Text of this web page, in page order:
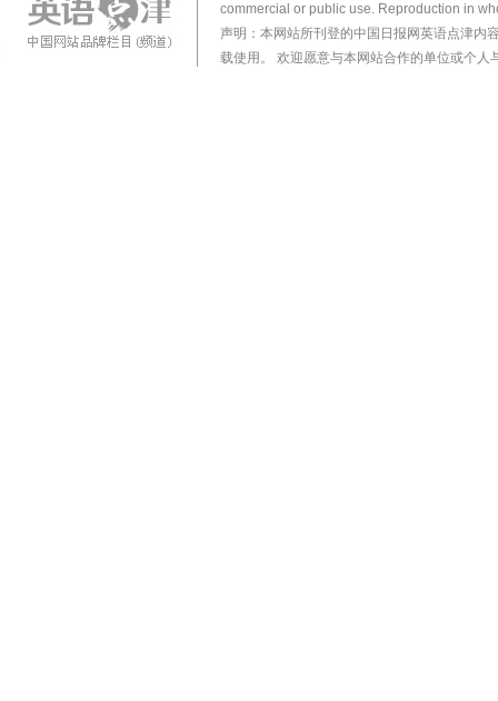
commercial or public use. Reproduction in
声明：本网站所刊登的中国日报网英语点津内
载使用。 欢迎愿意与本网站合作的单位或个人